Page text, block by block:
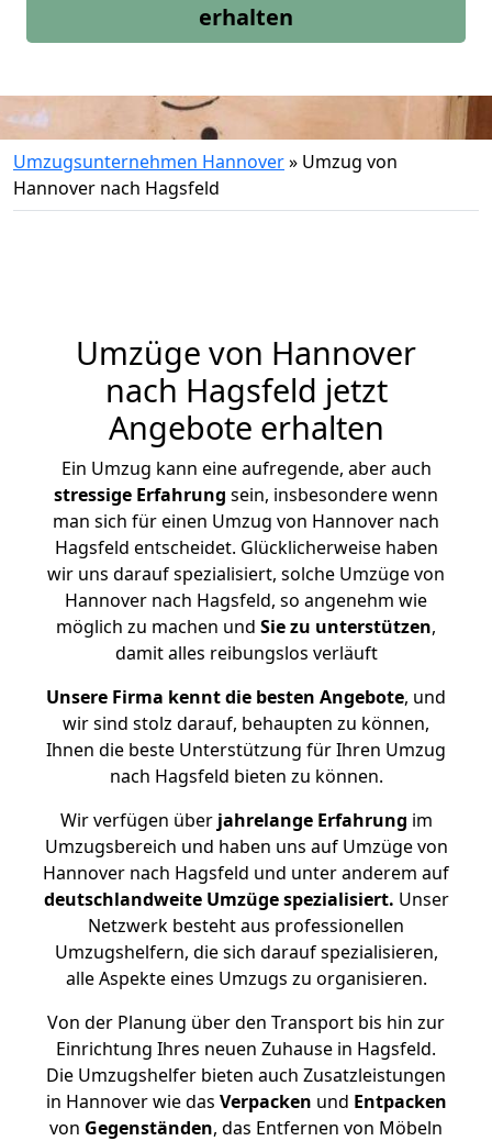
erhalten
Umzugsunternehmen Hannover» Umzug von
Hannover nach Hagsfeld
Umzüge von Hannover
nach Hagsfeld jetzt
Angebote erhalten
Ein Umzug kann eine aufregende, aber auch
stressige Erfahrung sein, insbesondere wenn
man sich für einen Umzug von Hannover nach
Hagsfeld entscheidet. Glücklicherweise haben
wir uns darauf spezialisiert, solche Umzüge von
Hannover nach Hagsfeld, so angenehm wie
möglich zu machen und Sie zu unterstützen,
damit alles reibungslos verläuft
Unsere Firma kennt die besten Angebote, und
wir sind stolz darauf, behaupten zu können,
Ihnen die beste Unterstützung für Ihren Umzug
nach Hagsfeld bieten zu können.
Wir verfügen überjahrelange Erfahrung im
Umzugsbereich und haben uns auf Umzüge von
Hannover nach Hagsfeld und unter anderem auf
deutschlandweite Umzüge spezialisiert. Unser
Netzwerk besteht aus professionellen
Umzugshelfern, die sich darauf spezialisieren,
alle Aspekte eines Umzugs zu organisieren.
Von der Planung über den Transport bis hin zur
Einrichtung Ihres neuen Zuhause in Hagsfeld.
Die Umzugshelfer bieten auch Zusatzleistungen
in Hannover wie das Verpacken und Entpacken
von Gegenständen, das Entfernen von Möbeln